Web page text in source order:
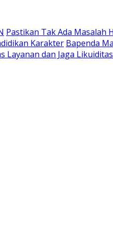
Pastikan Tak Ada Masalah
Karakter Bapenda
Layanan dan Jaga